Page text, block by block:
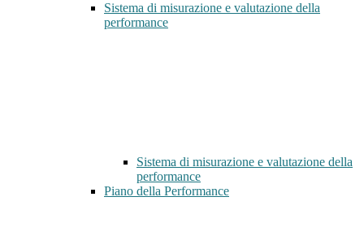
Sistema di misurazione e valutazione della
performance
Sistema di misurazione e valutazione della
performance
Piano della Performance